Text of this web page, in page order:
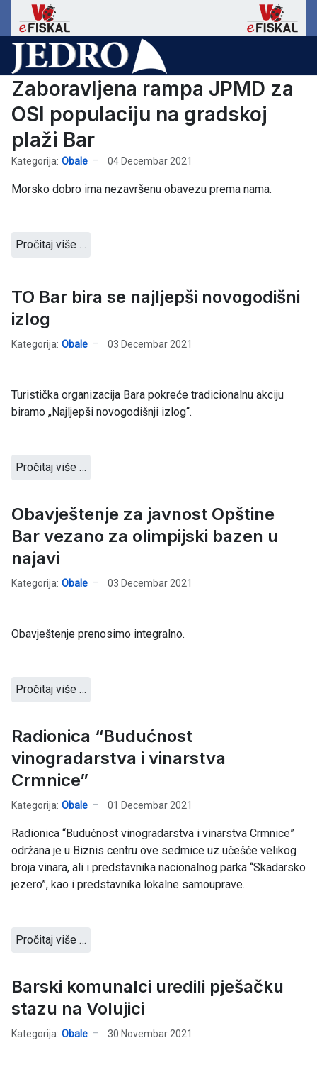
Zaboravljena rampa JPMD za
OSI populaciju na gradskoj
plaži Bar
Kategorija: Obale 04 Decembar 2021
Morsko dobro ima nezavršenu obavezu prema nama.
Pročitaj više …
TO Bar bira se najljepši novogodišni
izlog
Kategorija: Obale 03 Decembar 2021
Turistička organizacija Bara pokreće tradicionalnu akciju
biramo „Najljepši novogodišnji izlog“.
Pročitaj više …
Obavještenje za javnost Opštine
Bar vezano za olimpijski bazen u
najavi
Kategorija: Obale 03 Decembar 2021
Obavještenje prenosimo integralno.
Pročitaj više …
Radionica “Budućnost
vinogradarstva i vinarstva
Crmnice”
Kategorija: Obale 01 Decembar 2021
Radionica “Budućnost vinogradarstva i vinarstva Crmnice”
održana je u Biznis centru ove sedmice uz učešće velikog
broja vinara, ali i predstavnika nacionalnog parka “Skadarsko
jezero”, kao i predstavnika lokalne samouprave.
Pročitaj više …
Barski komunalci uredili pješačku
stazu na Volujici
Kategorija: Obale 30 Novembar 2021